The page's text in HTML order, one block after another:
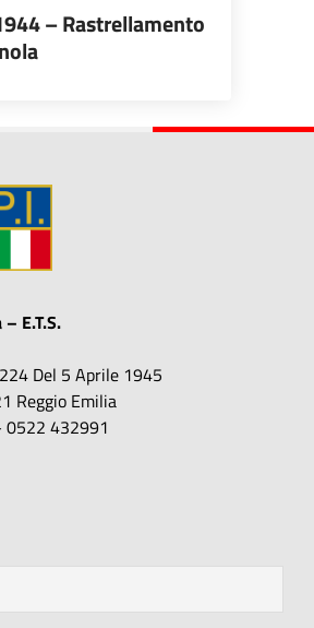
– Rastrellamento
E.T.S.
Del 5 Aprile 1945
Reggio Emilia
0522 432991